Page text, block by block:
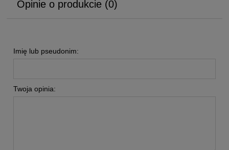
Opinie o produkcie (0)
Imię lub pseudonim:
Twoja opinia: